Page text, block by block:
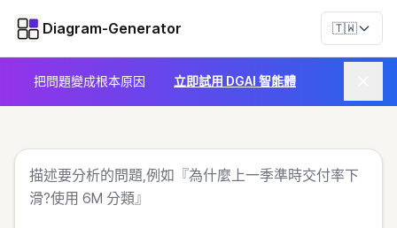
Diagram-Generator 🇹🇼
把問題變成根本原因 立即試用 DGAI 智能體